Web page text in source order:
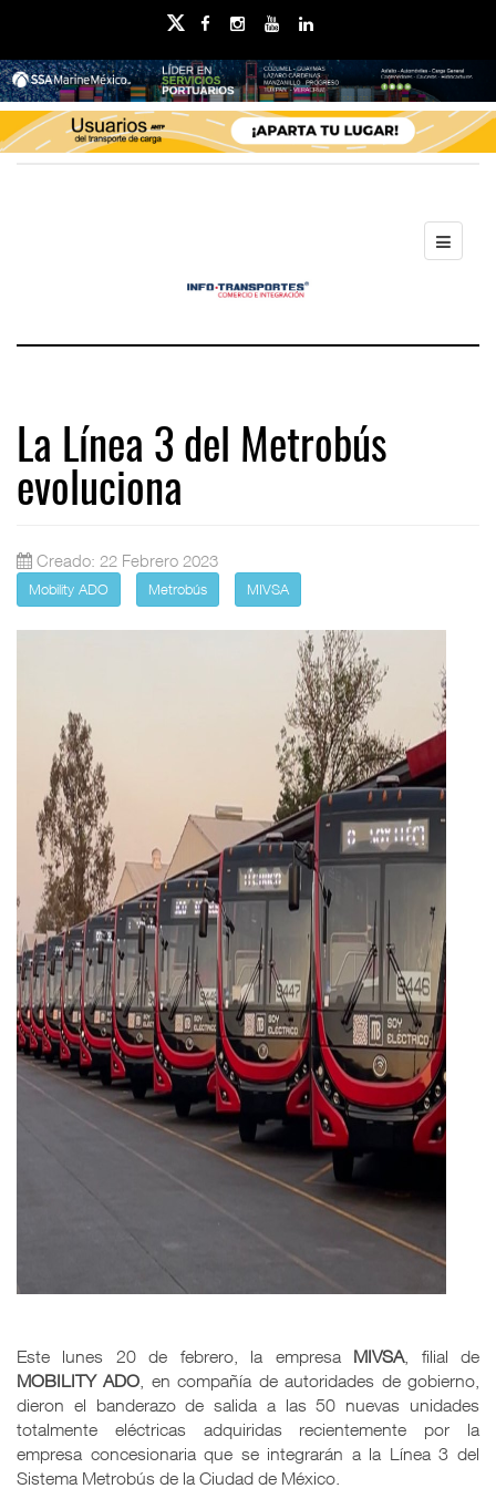
La Línea 3 del Metrobús
evoluciona
Creado: 22 Febrero 2023
Mobility ADO Metrobús MIVSA
Este lunes 20 de febrero, la empresa MIVSA, filial de
MOBILITYADO , en compañía de autoridades de gobierno,
dieron el banderazo de salida a las 50 nuevas unidades
totalmente eléctricas adquiridas recientemente por la
empresa concesionaria que se integrarán a la Línea 3 del
Sistema Metrobús de la Ciudad de México.